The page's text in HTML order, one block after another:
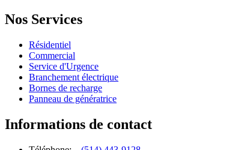
Nos Services
Résidentiel
Commercial
Service d'Urgence
Branchement électrique
Bornes de recharge
Panneau de génératrice
Informations de contact